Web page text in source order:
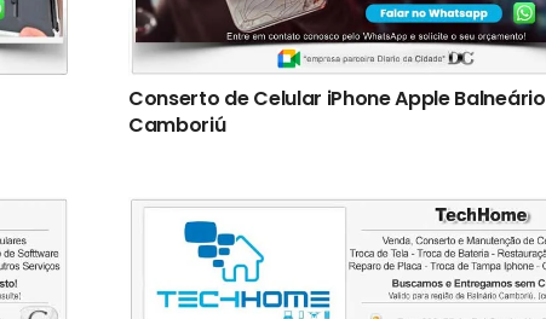
Conserto de Celular iPhone Apple Balneário
Camboriú